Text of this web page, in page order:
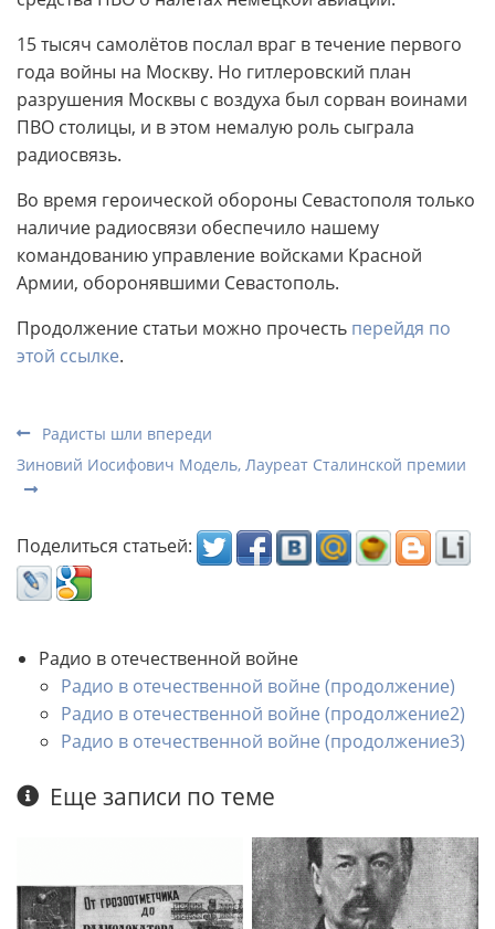
15 тысяч самолётов послал враг в течение первого
года войны на Москву. Но гитлеровский план
разрушения Москвы с воздуха был сорван воинами
ПВО столицы, и в этом немалую роль сыграла
радиосвязь.
Во время героической обороны Севастополя только
наличие радиосвязи обеспечило нашему
командованию управление войсками Красной
Армии, оборонявшими Севастополь.
Продолжение статьи можно прочесть перейдя по
этой ссылке.
Радисты шли впереди
Зиновий Иосифович Модель, Лауреат Сталинской премии
Поделиться статьей:
Радио в отечественной войне
Радио в отечественной войне (продолжение)
Радио в отечественной войне (продолжение2)
Радио в отечественной войне (продолжение3)
Еще записи по теме